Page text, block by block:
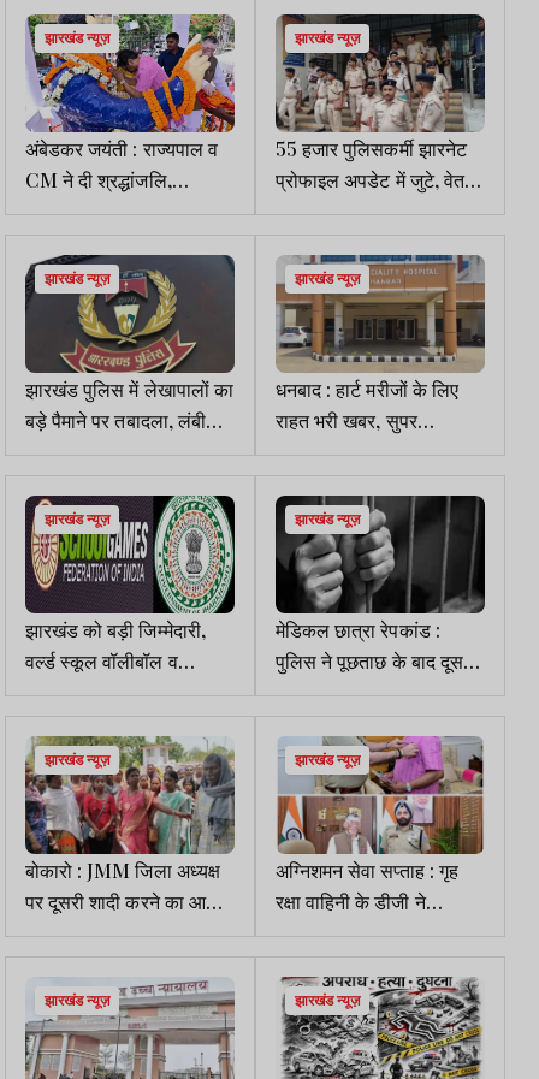
झारखंड न्यूज़
अंबेडकर जयंती : राज्यपाल व
CM ने दी श्रद्धांजलि,
लोकतंत्र में उनके योगदान को
बताया अमूल्य
झारखंड न्यूज़
55 हजार पुलिसकर्मी झारनेट
प्रोफाइल अपडेट में जुटे, वेतन
निकासी मामलों के बाद बढ़ी
सतर्कता
झारखंड न्यूज़
झारखंड पुलिस में लेखापालों का
बड़े पैमाने पर तबादला, लंबी
तैनाती पर सरकार सख्त
झारखंड न्यूज़
धनबाद : हार्ट मरीजों के लिए
राहत भरी खबर, सुपर
स्पेशियलिटी अस्पताल में
कार्डियोलॉजी OPD शुरू...
झारखंड न्यूज़
झारखंड को बड़ी जिम्मेदारी,
वर्ल्ड स्कूल वॉलीबॉल व
बास्केटबॉल के चयन ट्रायल
की मिली मेजबानी
झारखंड न्यूज़
मेडिकल छात्रा रेपकांड :
पुलिस ने पूछताछ के बाद दूसरे
आरोपी को किया अरेस्ट
झारखंड न्यूज़
बोकारो : JMM जिला अध्यक्ष
पर दूसरी शादी करने का आरोप,
SP ऑफिस पहुंची पत्नी व
बेटियां
झारखंड न्यूज़
अग्निशमन सेवा सप्ताह : गृह
रक्षा वाहिनी के डीजी ने
राज्यपाल और सीएम को लगाया
बैज
झारखंड न्यूज़ झारखंड न्यूज़